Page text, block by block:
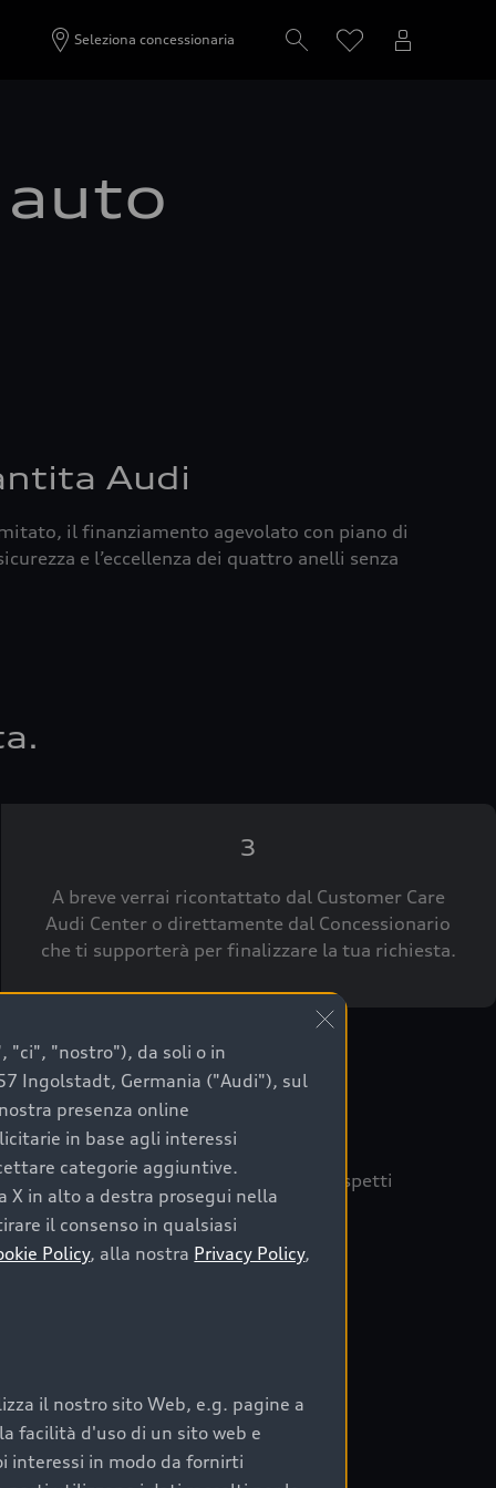
Seleziona concessionaria
Audi
il finanziamento agevolato con piano di
e l’eccellenza dei quattro anelli senza
3
A breve verrai ricontattato dal Customer Care
Audi Center o direttamente dal Concessionario
che ti supporterà per finalizzare la tua richiesta.
sicuro, è essenziale considerare aspetti
Prima Scelta :plus
nel tempo;
"ci", "nostro"), da soli o in
Ingolstadt, Germania ("Audi"), sul
presenza online
in base agli interessi
categorie aggiuntive.
in alto a destra prosegui nella
il consenso in qualsiasi
Policy, alla nostra Privacy Policy,
il nostro sito Web, e.g. pagine a
facilità d'uso di un sito web e
interessi in modo da fornirti